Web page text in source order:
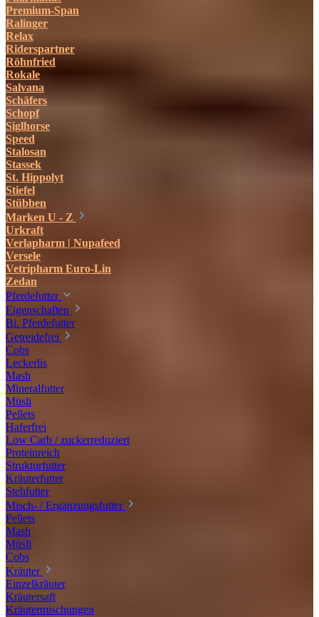
Premium-Span
Ralinger
Relax
Riderspartner
Röhnfried
Rokale
Salvana
Schäfers
Schopf
Siglhorse
Speed
Stalosan
Stassek
St. Hippolyt
Stiefel
Stübben
Marken U - Z
Urkraft
Verlapharm | Nupafeed
Versele
Vetripharm Euro-Lin
Zedan
Pferdefutter
Eigenschaften
Bi. Pferdefutter
Getreidefrei
Cobs
Leckerlis
Mash
Mineralfutter
Müsli
Pellets
Haferfrei
Low Carb / zuckerreduziert
Proteinreich
Strukturfutter
Kräuterfutter
Stehfutter
Misch- / Ergänzungsfutter
Pellets
Mash
Müsli
Cobs
Kräuter
Einzelkräuter
Kräutersaft
Kräutermischungen